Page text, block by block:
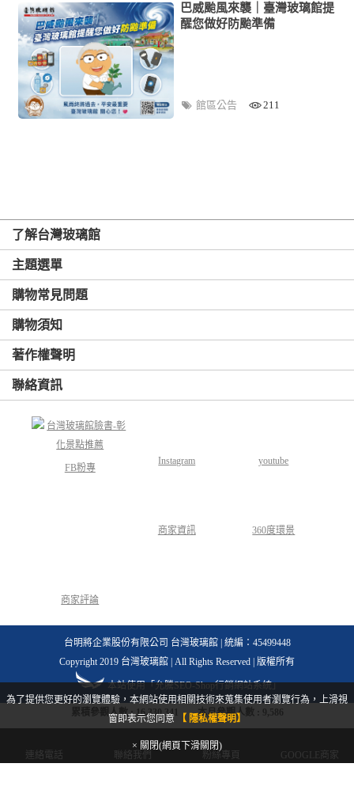
巴威颱風來襲｜臺灣玻璃館提
醒您做好防颱準備
館區公告 211
為了提供您更好的瀏覽體驗，本網站使用相關技術來蒐集使用者瀏覽行為，上滑視
窗即表示您同意 【 隱私權聲明】
× 關閉(網頁下滑關閉)
了解台灣玻璃館
主題選單
購物常見問題
購物須知
著作權聲明
聯絡資訊
FB粉專
Instagram youtube
商家資訊 360度環景
商家評論
累積參觀人數 :16,330,341 本月參觀人數 : 9,586
台明將企業股份有限公司 台灣玻璃館 | 統編：45499448
Copyright 2019 台灣玻璃館 | All Rights Reserved | 版權所有
本站使用「允騰SEO-Shop行銷網站系統」
連絡電話 聯絡我們 粉絲專頁 GOOGLE商家